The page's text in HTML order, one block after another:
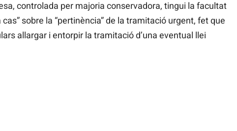
controlada per majoria conservadora, tingui la facultat
cas” sobre la “pertinència” de la tramitació urgent, fet que
allargar i entorpir la tramitació d’una eventual llei